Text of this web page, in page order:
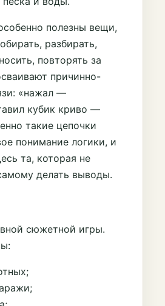
полезны вещи,
разбирать,
повторять за
причинно-
«нажал —
кубик криво —
такие цепочки
понимание логики, и
та, которая не
делать выводы.
сюжетной игры.